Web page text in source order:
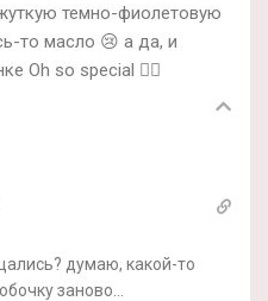
темно-фиолетовую
то масло 😢 а да, и
Oh so special 🤷‍♀️
думаю, какой-то
заново…